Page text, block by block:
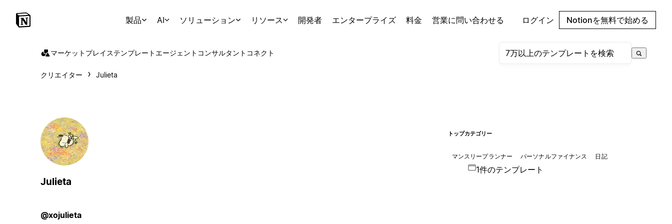
製品 AI ソリューション リソース 開発者 エンタープライズ 料金 営業に問い合わせる ログイン Notionを無料で始める
マーケットプレイステンプレート エージェント コンサルタント コネクト
クリエイター Julieta
Julieta
@xojulieta
トップカテゴリー
マンスリープランナー パーソナルファイナンス 日記
1件のテンプレート